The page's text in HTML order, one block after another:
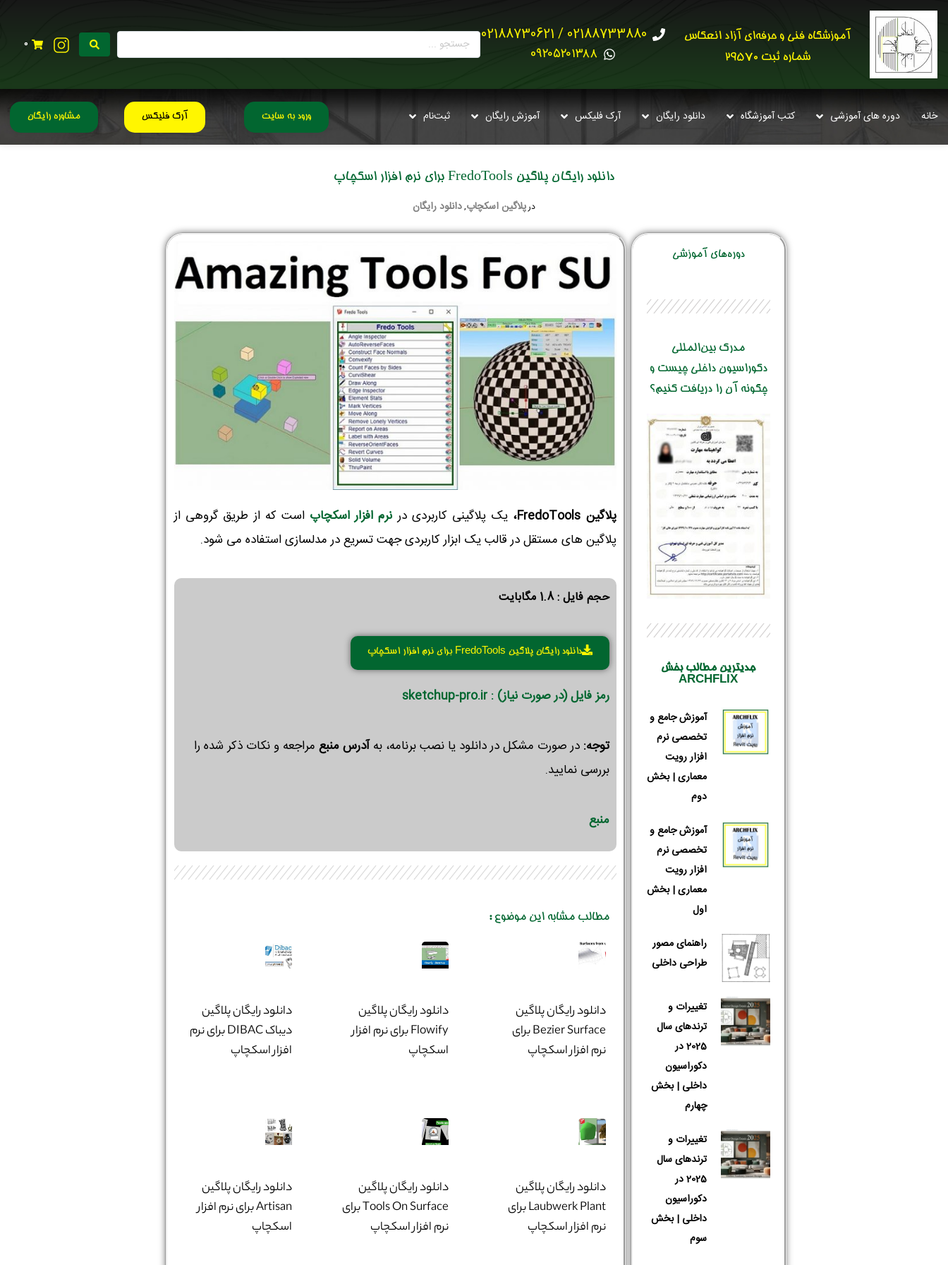
آموزشگاه فنی و حرفه‌ای آزاد انعکاس
شماره ثبت 29570
02188733880 / 02188730621
0۹۲۰۵۲۰۱۳۸۸
0
خانه دوره های آموزشی کتب آموزشگاه دانلود رایگان آرک فلیکس آموزش رایگان ثبت‌نام ورود به سایت آرک فلیکس مشاوره رایگان
دانلود رایگان پلاگین FredoTools برای نرم افزار اسکچاپ
درپلاگین اسکچاپ,دانلود رایگان
پلاگین FredoTools، یک پلاگینی کاربردی در نرم افزار اسکچاپ است که از طریق گروهی از
پلاگین های مستقل در قالب یک ابزار کاربردی جهت تسریع در مدلسازی استفاده می شود.
حجم فایل : 1.8 مگابایت
دانلود رایگان پلاگین FredoTools برای نرم افزار اسکچاپ
رمز فایل (در صورت نیاز) : sketchup-pro.ir
توجه:در صورت مشکل در دانلود یا نصب برنامه، بهآدرس منبع مراجعه و نکات ذکر شده را
بررسی نمایید.
منبع
مطالب مشابه این موضوع :
دانلود رایگان پلاگین
Bezier Surface برای
نرم افزار اسکچاپ
دانلود رایگان پلاگین
Flowify برای نرم افزار
اسکچاپ
دانلود رایگان پلاگین
دیباک DIBAC برای نرم
افزار اسکچاپ
دانلود رایگان پلاگین
Laubwerk Plant برای
نرم افزار اسکچاپ
دانلود رایگان پلاگین
Tools On Surface برای
نرم افزار اسکچاپ
دانلود رایگان پلاگین
Artisan برای نرم افزار
اسکچاپ
دوره‌‌های آموزشی
مدرک بین‌المللی
دکوراسیون داخلی چیست و
چگونه آن را دریافت کنیم؟
جدیترین مطالب بخش
ARCHFLIX
آموزش جامع و
تخصصی نرم
افزار رویت
معماری | بخش
دوم
آموزش جامع و
تخصصی نرم
افزار رویت
معماری | بخش
اول
راهنمای مصور
طراحی داخلی
تغییرات و
ترندهای سال
2025 در
دکوراسیون
داخلی | بخش
چهارم
تغییرات و
ترندهای سال
2025 در
دکوراسیون
داخلی | بخش
سوم